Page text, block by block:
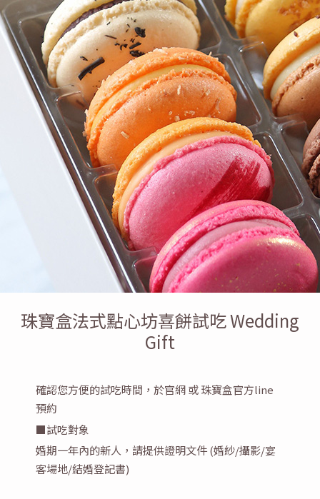
珠寶盒法式點心坊喜餅試吃 Wedding
Gift
確認您方便的試吃時間，於官網 或 珠寶盒官方line
預約
■試吃對象
婚期一年內的新人，請提供證明文件 (婚紗/攝影/宴
客場地/結婚登記書)